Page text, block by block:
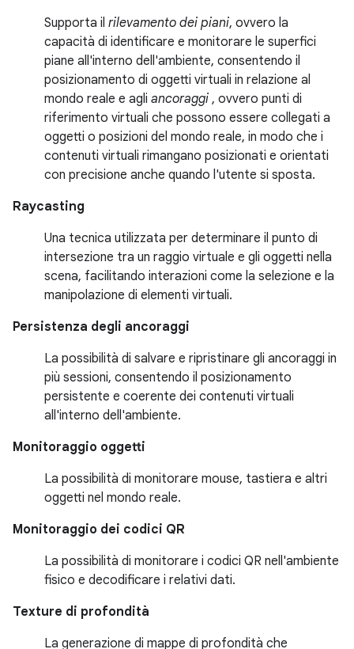
Supporta il rilevamento dei piani, ovvero la
capacità di identificare e monitorare le superfici
piane all'interno dell'ambiente, consentendo il
posizionamento di oggetti virtuali in relazione al
mondo reale e agli ancoraggi , ovvero punti di
riferimento virtuali che possono essere collegati a
oggetti o posizioni del mondo reale, in modo che i
contenuti virtuali rimangano posizionati e orientati
con precisione anche quando l'utente si sposta.
Raycasting
Una tecnica utilizzata per determinare il punto di
intersezione tra un raggio virtuale e gli oggetti nella
scena, facilitando interazioni come la selezione e la
manipolazione di elementi virtuali.
Persistenza degli ancoraggi
La possibilità di salvare e ripristinare gli ancoraggi in
più sessioni, consentendo il posizionamento
persistente e coerente dei contenuti virtuali
all'interno dell'ambiente.
Monitoraggio oggetti
La possibilità di monitorare mouse, tastiera e altri
oggetti nel mondo reale.
Monitoraggio dei codici QR
La possibilità di monitorare i codici QR nell'ambiente
fisico e decodificare i relativi dati.
Texture di profondità
La generazione di mappe di profondità che